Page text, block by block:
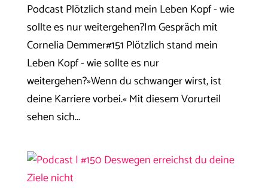
Podcast Plötzlich stand mein Leben Kopf - wie
sollte es nur weitergehen?Im Gespräch mit
Cornelia Demmer#151 Plötzlich stand mein
Leben Kopf - wie sollte es nur
weitergehen?»Wenn du schwanger wirst, ist
deine Karriere vorbei.« Mit diesem Vorurteil
sehen sich...